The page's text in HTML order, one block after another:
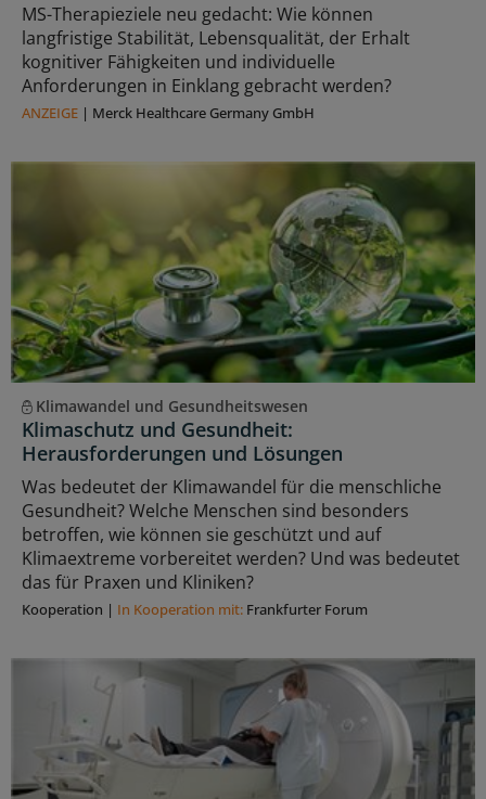
MS-Therapieziele neu gedacht: Wie können
langfristige Stabilität, Lebensqualität, der Erhalt
kognitiver Fähigkeiten und individuelle
Anforderungen in Einklang gebracht werden?
ANZEIGE | Merck Healthcare Germany GmbH
Klimawandel und Gesundheitswesen
Klimaschutz und Gesundheit:
Herausforderungen und Lösungen
Was bedeutet der Klimawandel für die menschliche
Gesundheit? Welche Menschen sind besonders
betroffen, wie können sie geschützt und auf
Klimaextreme vorbereitet werden? Und was bedeutet
das für Praxen und Kliniken?
Kooperation | In Kooperation mit: Frankfurter Forum